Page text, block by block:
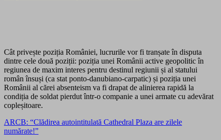
Cât privește poziția României, lucrurile vor fi tranșate în disputa
dintre cele două poziții: poziția unei Românii active geopolitic în
regiunea de maxim interes pentru destinul regiunii și al statului
român însuși (ca stat ponto-danubiano-carpatic) și poziția unei
Românii al cărei absenteism va fi drapat de alinierea rapidă la
condiția de soldat pierdut într-o companie a unei armate cu adevărat
copleșitoare.
ARCB: “Clădirea autointitulată Cathedral Plaza are zilele
numărate!”